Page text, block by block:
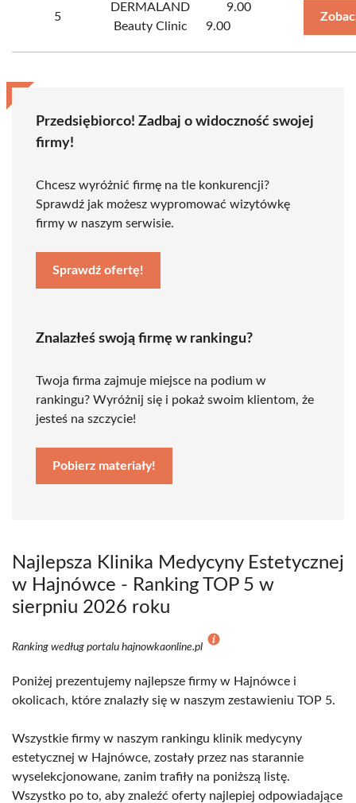
5
DERMALAND
Beauty Clinic
9.00
9.00
Przedsiębiorco! Zadbaj o widoczność swojej
firmy!
Chcesz wyróżnić firmę na tle konkurencji?
Sprawdź jak możesz wypromować wizytówkę
firmy w naszym serwisie.
Sprawdź ofertę!
Znalazłeś swoją firmę w rankingu?
Twoja firma zajmuje miejsce na podium w
rankingu? Wyróżnij się i pokaż swoim klientom, że
jesteś na szczycie!
Pobierz materiały!
Najlepsza Klinika Medycyny Estetycznej
w Hajnówce - Ranking TOP 5 w
sierpniu 2026 roku
Ranking według portalu hajnowkaonline.pl
Poniżej prezentujemy najlepsze firmy w Hajnówce i
okolicach, które znalazły się w naszym zestawieniu TOP 5.
Wszystkie firmy w naszym rankingu klinik medycyny
estetycznej w Hajnówce, zostały przez nas starannie
wyselekcjonowane, zanim trafiły na poniższą listę.
Wszystko po to, aby znaleźć oferty najlepiej odpowiadające